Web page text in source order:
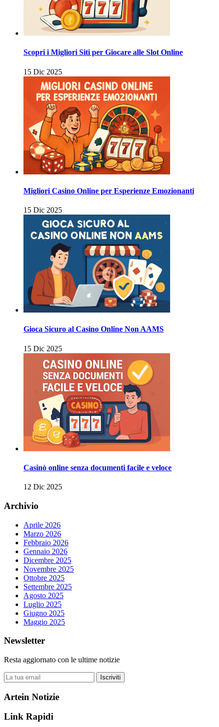
Scopri i Migliori Siti per Giocare alle Slot Online
15 Dic 2025
Migliori Casino Online per Esperienze Emozionanti
15 Dic 2025
Gioca Sicuro al Casino Online Non AAMS
15 Dic 2025
Casinò online senza documenti facile e veloce
12 Dic 2025
Archivio
Aprile 2026
Marzo 2026
Febbraio 2026
Gennaio 2026
Dicembre 2025
Novembre 2025
Ottobre 2025
Settembre 2025
Agosto 2025
Luglio 2025
Giugno 2025
Maggio 2025
Newsletter
Resta aggiornato con le ultime notizie
Iscriviti
Artein Notizie
Link Rapidi